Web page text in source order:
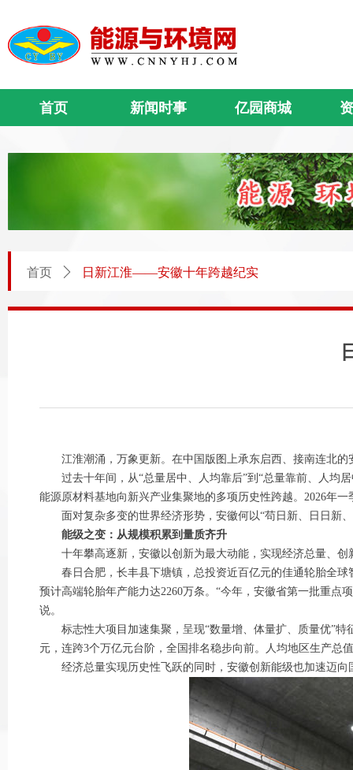
首页 新闻时事 亿园商城
首页 ꄲ 日新江淮——安徽十年跨越纪实
江淮潮涌，万象更新。在中国版图上承东启西、接南连北的
过去十年间，从“总量居中、人均靠后”到“总量靠前、人均居
能源原材料基地向新兴产业集聚地的多项历史性跨越。2026年
面对复杂多变的世界经济形势，安徽何以“苟日新、日日新、
能级之变：从规模积累到量质齐升
十年攀高逐新，安徽以创新为最大动能，实现经济总量、创
春日合肥，长丰县下塘镇，总投资近百亿元的佳通轮胎全球
预计高端轮胎年产能力达2260万条。“今年，安徽省第一批重点
说。
标志性大项目加速集聚，呈现“数量增、体量扩、质量优”特
元，连跨3个万亿元台阶，全国排名稳步向前。人均地区生产总
经济总量实现历史性飞跃的同时，安徽创新能级也加速迈向